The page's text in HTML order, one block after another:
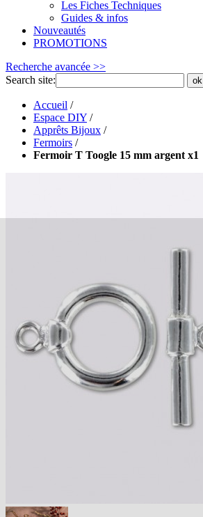
Les Fiches Techniques
Guides & infos
Nouveautés
PROMOTIONS
Recherche avancée >>
Search site:
ok
Accueil /
Espace DIY /
Apprêts Bijoux /
Fermoirs /
Fermoir T Toogle 15 mm argent x1